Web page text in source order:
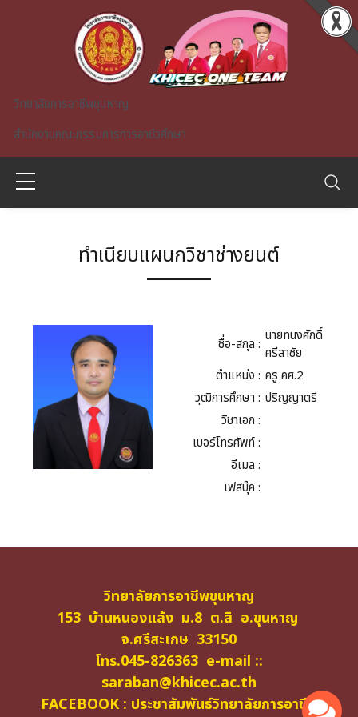
Skip to main content
วิทยาลัยการอาชีพขุนหาญ
สำนักงานคณะกรรมการการอาชีวศึกษา
ทำเนียบแผนกวิชาช่างยนต์
ชื่อ-สกุล : นายทนงศักดิ์
ศรีลาชัย
ตำแหน่ง : ครู คศ.2
วุฒิการศึกษา : ปริญญาตรี
วิชาเอก :
เบอร์โทรศัพท์ :
อีเมล :
เฟสบุ๊ค :
วิทยาลัยการอาชีพขุนหาญ
153 บ้านหนองแล้ง ม.8 ต.สิ อ.ขุนหาญ
จ.ศรีสะเกษ 33150
โทร.045-826363 e-mail ::
saraban@khicec.ac.th
FACEBOOK : ประชาสัมพันธ์วิทยาลัยการอาชีพ